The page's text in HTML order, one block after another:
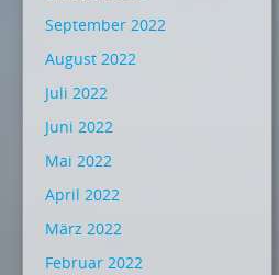
September 2022
August 2022
Juli 2022
Juni 2022
Mai 2022
April 2022
März 2022
Februar 2022